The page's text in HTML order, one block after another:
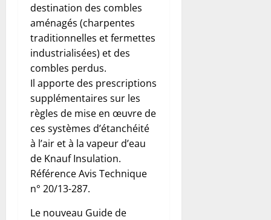
destination des combles
aménagés (charpentes
traditionnelles et fermettes
industrialisées) et des
combles perdus.
Il apporte des prescriptions
supplémentaires sur les
règles de mise en œuvre de
ces systèmes d’étanchéité
à l’air et à la vapeur d’eau
de Knauf Insulation.
Référence Avis Technique
n° 20/13-287.
Le nouveau Guide de